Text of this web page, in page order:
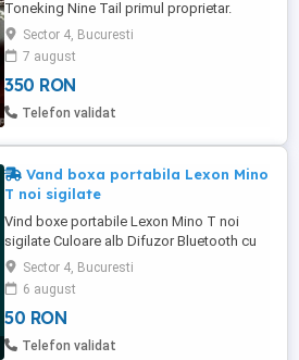
Toneking Nine Tail primul proprietar.
Castile sunt in stare de functionare si
estetica excelente. Tonalitatea castilor
poate fi ajustata cu ajutorul celor 3 filtre
filetante de bass (in spate) plus cele 3
filtre de inalte (in fata) pentru un total de 9
Sector 4, Bucuresti
7 august
350 RON
Telefon validat
Vand boxa portabila Lexon Mino
T noi sigilate
Vind boxe portabile Lexon Mino T noi
sigilate Culoare alb Difuzor Bluetooth cu
carabina integrata Asociabil cu tehnologia
TWS IPX4 Rezistent la apă Hands free
Telecomanda pentru selfie Bluetooth 4.2
Autonomie: 5 ore Timp de incarcare: 2 ore
Distanta Bluetooth: 10 metri Alimentare: pe
Sector 4, Bucuresti
6 august
50 RON
Telefon validat